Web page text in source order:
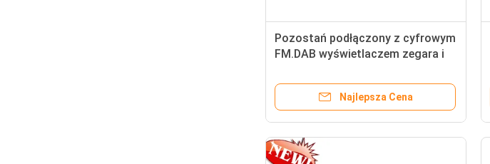
Pozostań podłączony z cyfrowym
FM.DAB wyświetlaczem zegara i
dowolnym miejscu i czasie
Najlepsza Cena